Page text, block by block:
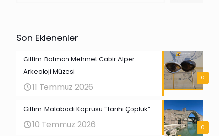
Son Eklenenler
0
Gittim: Batman Mehmet Cabir Alper
Arkeoloji Müzesi
11 Temmuz 2026
0
Gittim: Malabadi Köprüsü “Tarihi Çöplük”
10 Temmuz 2026